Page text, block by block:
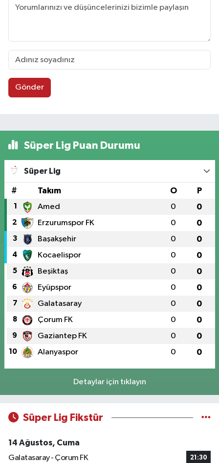
Gönder
Süper Lig Puan Durumu
Süper Lig
# Takım O P
1 Amed 0 0
2 Erzurumspor FK 0 0
3 Başakşehir 0 0
4 Kocaelispor 0 0
5 Beşiktaş 0 0
6 Eyüpspor 0 0
7 Galatasaray 0 0
8 Çorum FK 0 0
9 Gaziantep FK 0 0
10 Alanyaspor 0 0
Detaylar için tıklayın
Süper Lig Fikstür
14 Ağustos, Cuma
Galatasaray - Çorum FK
21:30